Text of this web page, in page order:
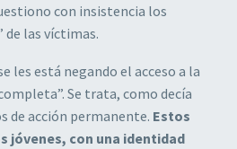
con insistencia los
de las víctimas.
les está negando el acceso a la
Se trata, como decía
de acción permanente. Estos
jóvenes, con una identidad